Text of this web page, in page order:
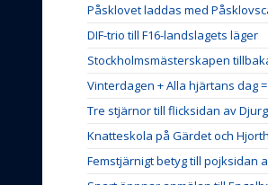
Påsklovet laddas med
DIF-trio till F16-landslagets läger
Stockholmsmästerskapen
Vinterdagen + Alla hjärtans dag
Tre stjärnor till flicksidan av
Knatteskola på Gärdet och
Femstjärnigt betyg till pojksidan